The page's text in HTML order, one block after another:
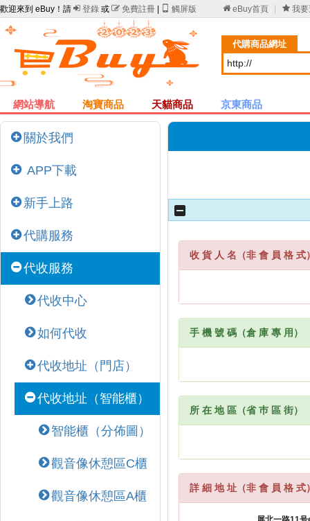
歡迎來到 eBuy！請  登錄 或  免費註冊 觸屏版 eBuy首頁  我
代購商品網址
網站導航 淘寶商品 天貓商品 京東商品
關於我們
APP下載
新手上路
代購服務
代收服務
代收中心
如何代收
代收地址（門店）
代收地址（智能櫃）
智能櫃（分佈圖）
觀音像休憩區C櫃
觀音像休憩區A櫃
收 貨 人 名（非 會 員 格 式
手 機 號 碼（倉 庫 專 用）
所 在 地 區（省 巿 區 街）
詳 細 地 址（非 會 員 格 式